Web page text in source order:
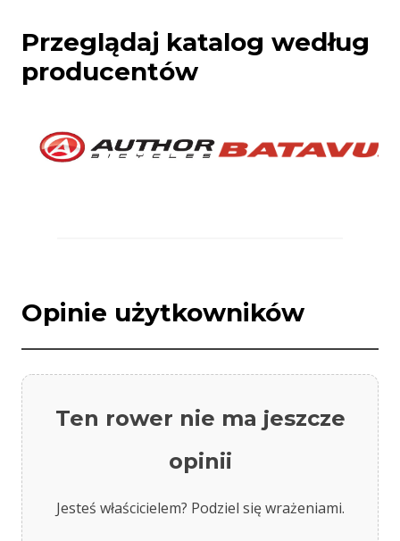
Przeglądaj katalog według
producentów
Opinie użytkowników
Ten rower nie ma jeszcze
opinii
Jesteś właścicielem? Podziel się wrażeniami.